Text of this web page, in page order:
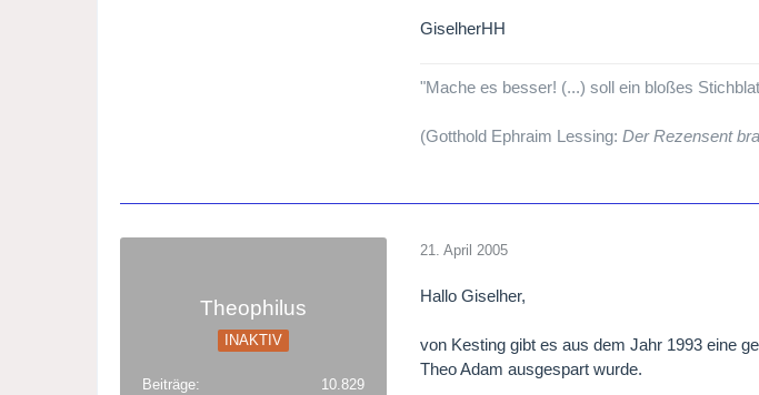
GiselherHH
"Mache es besser! (...) soll ein bloßes
(Gotthold Ephraim Lessing:Der Rezensent
Theophilus
INAKTIV
Beiträge 10.829
21. April 2005
Hallo Giselher,
von Kesting gibt es aus dem Jahr 1993 eine
Theo Adam ausgespart wurde.